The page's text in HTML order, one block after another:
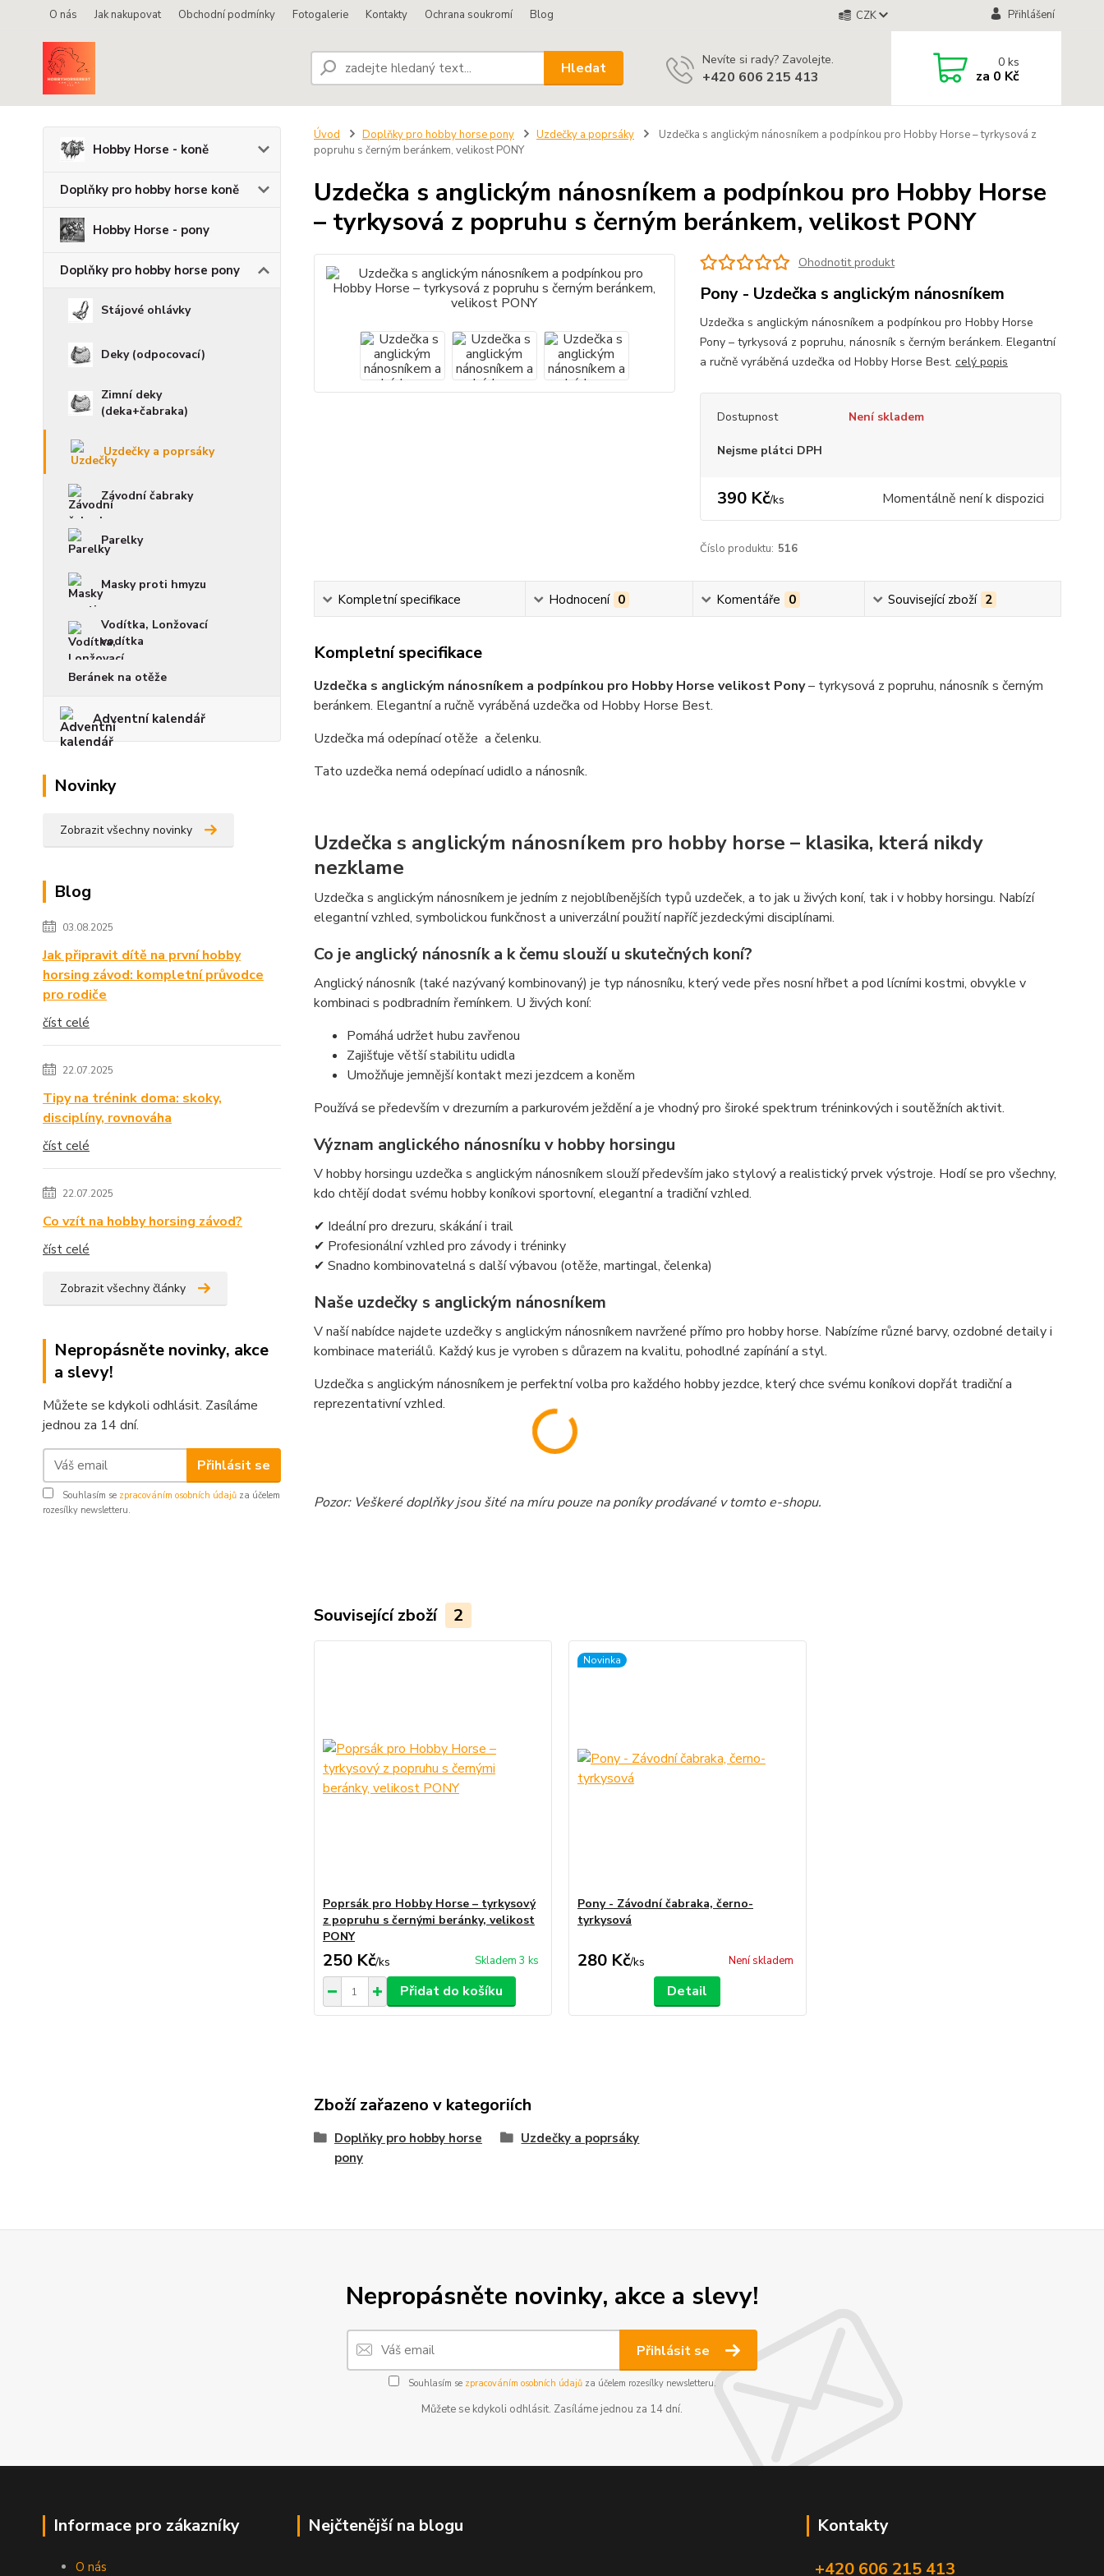
O nás Jak nakupovat Obchodní podmínky Fotogalerie Kontakty Ochrana soukromí Blog CZK Přihlášení
Hledat Nevíte si rady? Zavolejte.
+420 606 215 413
0ks
za 0 Kč
Hobby Horse - koně
Doplňky pro hobby horse koně
Hobby Horse - pony
Doplňky pro hobby horse pony
Stájové ohlávky
Deky (odpocovací)
Zimní deky
(deka+čabraka)
Uzdečky a poprsáky
Závodní čabraky
Parelky
Masky proti hmyzu
Vodítka, Lonžovací
vodítka
Beránek na otěže
Adventní kalendář
Novinky
Zobrazit všechny novinky
Blog
03.08.2025
Jak připravit dítě na první hobby
horsing závod: kompletní průvodce
pro rodiče
číst celé
22.07.2025
Tipy na trénink doma: skoky,
disciplíny, rovnováha
číst celé
22.07.2025
Co vzít na hobby horsing závod?
číst celé
Zobrazit všechny články
Nepropásněte novinky, akce
a slevy!
Můžete se kdykoli odhlásit. Zasíláme
jednou za 14 dní.
Přihlásit se
Souhlasím se zpracováním osobních údajů za účelem
rozesílky newsletteru.
Úvod Doplňky pro hobby horse pony Uzdečky a poprsáky
Uzdečka s anglickým nánosníkem a podpínkou pro Hobby Horse – tyrkysová z
popruhu s černým beránkem, velikost PONY
Uzdečka s anglickým nánosníkem a podpínkou pro Hobby Horse
– tyrkysová z popruhu s černým beránkem, velikost PONY
Ohodnotit produkt
Pony - Uzdečka s anglickým nánosníkem
Uzdečka s anglickým nánosníkem a podpínkou pro Hobby Horse
Pony – tyrkysová z popruhu, nánosník s černým beránkem. Elegantní
a ručně vyráběná uzdečka od Hobby Horse Best. celý popis
Dostupnost Není skladem
Nejsme plátci DPH
390 Kč/ks Momentálně není k dispozici
Číslo produktu: 516
Kompletní specifikace Hodnocení 0 Komentáře 0 Související zboží 2
Kompletní specifikace
Uzdečka s anglickým nánosníkem a podpínkou pro Hobby Horse velikost Pony– tyrkysová z popruhu, nánosník s černým
beránkem. Elegantní a ručně vyráběná uzdečka od Hobby Horse Best.
Uzdečka má odepínací otěže a čelenku.
Tato uzdečka nemá odepínací udidlo a nánosník.
Uzdečka s anglickým nánosníkem pro hobby horse – klasika, která nikdy
nezklame
Uzdečka s anglickým nánosníkem je jedním z nejoblíbenějších typů uzdeček, a to jak u živých koní, tak i v hobby horsingu. Nabízí
elegantní vzhled, symbolickou funkčnost a univerzální použití napříč jezdeckými disciplínami.
Co je anglický nánosník a k čemu slouží u skutečných koní?
Anglický nánosník (také nazývaný kombinovaný) je typ nánosníku, který vede přes nosní hřbet a pod lícními kostmi, obvykle v
kombinaci s podbradním řemínkem. U živých koní:
Pomáhá udržet hubu zavřenou
Zajišťuje větší stabilitu udidla
Umožňuje jemnější kontakt mezi jezdcem a koněm
Používá se především v drezurním a parkurovém ježdění a je vhodný pro široké spektrum tréninkových i soutěžních aktivit.
Význam anglického nánosníku v hobby horsingu
V hobby horsingu uzdečka s anglickým nánosníkem slouží především jako stylový a realistický prvek výstroje. Hodí se pro všechny,
kdo chtějí dodat svému hobby koníkovi sportovní, elegantní a tradiční vzhled.
✔ Ideální pro drezuru, skákání i trail
✔ Profesionální vzhled pro závody i tréninky
✔ Snadno kombinovatelná s další výbavou (otěže, martingal, čelenka)
Naše uzdečky s anglickým nánosníkem
V naší nabídce najdete uzdečky s anglickým nánosníkem navržené přímo pro hobby horse. Nabízíme různé barvy, ozdobné detaily i
kombinace materiálů. Každý kus je vyroben s důrazem na kvalitu, pohodlné zapínání a styl.
Uzdečka s anglickým nánosníkem je perfektní volba pro každého hobby jezdce, který chce svému koníkovi dopřát tradiční a
reprezentativní vzhled.
Pozor: Veškeré doplňky jsou šité na míru pouze na poníky prodávané v tomto e-shopu.
Související zboží 2
Poprsák pro Hobby Horse – tyrkysový
z popruhu s černými beránky, velikost
PONY
250 Kč/ks Skladem 3 ks
Přidat do košíku
Novinka
Pony - Závodní čabraka, černo-
tyrkysová
280 Kč/ks Není skladem
Detail
Zboží zařazeno v kategoriích
Doplňky pro hobby horse
pony
Uzdečky a poprsáky
Nepropásněte novinky, akce a slevy!
Přihlásit se
Souhlasím se zpracováním osobních údajůza účelem rozesílky newsletteru.
Můžete se kdykoli odhlásit. Zasíláme jednou za 14 dní.
Informace pro zákazníky
O nás
Nejčtenější na blogu
Kontakty
+420 606 215 413